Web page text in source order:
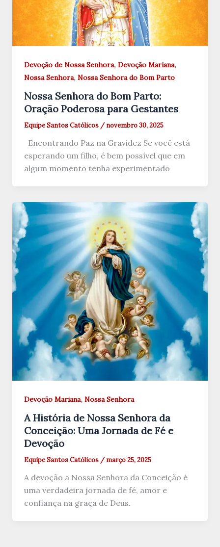
Devoção de Nossa Senhora, Devoção Mariana,
Nossa Senhora, Nossa Senhora do Bom Parto
Nossa Senhora do Bom Parto:
Oração Poderosa para Gestantes
Equipe Santos Católicos / novembro 30, 2025
Encontrando Paz na Gravidez Se você está
esperando um filho, é bem possível que em
algum momento tenha experimentado
Devoção Mariana, Nossa Senhora
A História de Nossa Senhora da
Conceição: Uma Jornada de Fé e
Devoção
Equipe Santos Católicos / março 25, 2025
A devoção a Nossa Senhora da Conceição é
uma verdadeira jornada de fé, amor e
confiança na graça de Deus.